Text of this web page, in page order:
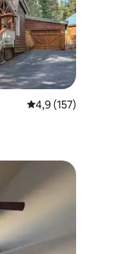
Средна оценка: 4,9
4,9 (157)